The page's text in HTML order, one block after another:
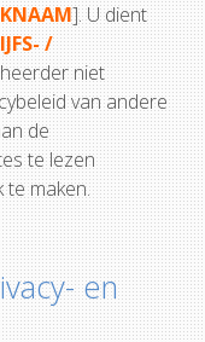
]. U dient
/
niet
van andere
de
te lezen
te maken.
en